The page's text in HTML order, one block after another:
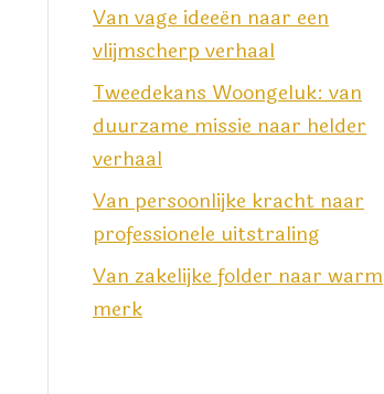
Van vage ideeën naar een
vlijmscherp verhaal
Tweedekans Woongeluk: van
duurzame missie naar helder
verhaal
Van persoonlijke kracht naar
professionele uitstraling
Van zakelijke folder naar warm
merk